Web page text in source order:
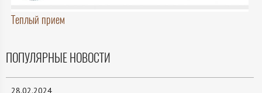
Теплый прием
ПОПУЛЯРНЫЕ НОВОСТИ
28.02.2024